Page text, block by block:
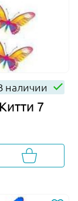
наличии
7